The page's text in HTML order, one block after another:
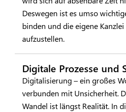
Deswegen ist es umso
binden und die eigene
aufzustellen.
Digitale Prozesse und
Digitalisierung – ein großes
verbunden mit Unsicherheit.
Wandel ist längst Realität. In